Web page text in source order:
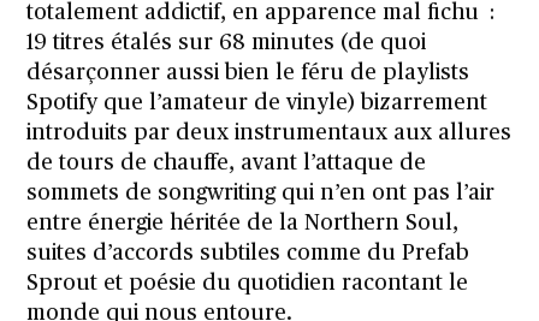
totalement addictif, en apparence mal fichu :
19 titres étalés sur 68 minutes (de quoi
désarçonner aussi bien le féru de playlists
Spotify que l’amateur de vinyle) bizarrement
introduits par deux instrumentaux aux allures
de tours de chauffe, avant l’attaque de
sommets de songwriting qui n’en ont pas l’air
entre énergie héritée de la Northern Soul,
suites d’accords subtiles comme du Prefab
Sprout et poésie du quotidien racontant le
monde qui nous entoure.